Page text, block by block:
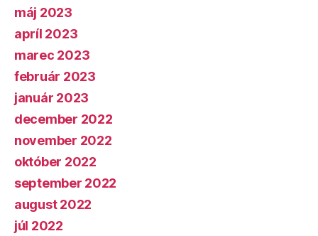
máj 2023
apríl 2023
marec 2023
február 2023
január 2023
december 2022
november 2022
október 2022
september 2022
august 2022
júl 2022